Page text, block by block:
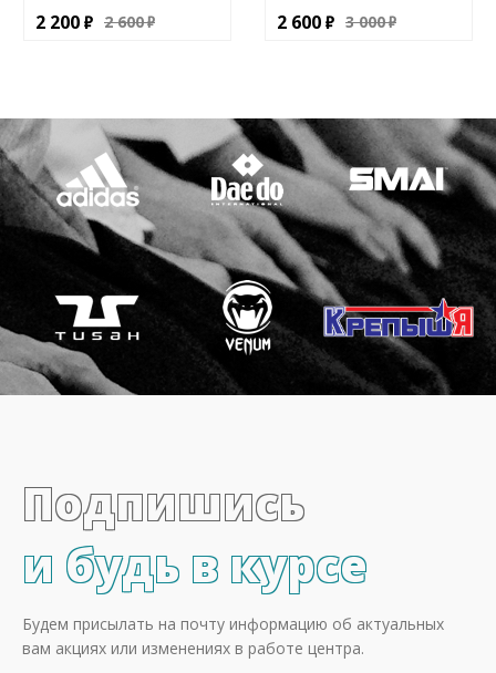
2 200 2 600 2 600 3 000
Подпишись
и будь в курсе
Будем присылать на почту информацию об актуальных
вам акциях или изменениях в работе центра.